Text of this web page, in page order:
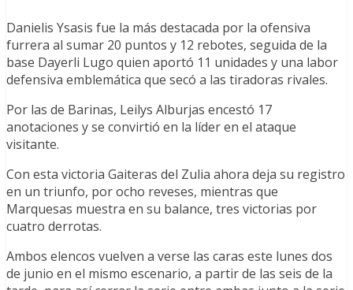
Danielis Ysasis fue la más destacada por la ofensiva
furrera al sumar 20 puntos y 12 rebotes, seguida de la
base Dayerli Lugo quien aportó 11 unidades y una labor
defensiva emblemática que secó a las tiradoras rivales.
Por las de Barinas, Leilys Alburjas encestó 17
anotaciones y se convirtió en la líder en el ataque
visitante.
Con esta victoria Gaiteras del Zulia ahora deja su registro
en un triunfo, por ocho reveses, mientras que
Marquesas muestra en su balance, tres victorias por
cuatro derrotas.
Ambos elencos vuelven a verse las caras este lunes dos
de junio en el mismo escenario, a partir de las seis de la